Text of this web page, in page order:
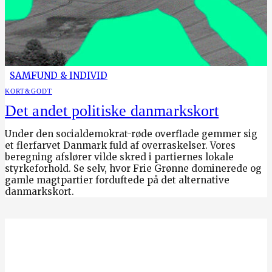
SAMFUND & INDIVID
KORT&GODT
Det andet politiske danmarkskort
Under den socialdemokrat-røde overflade gemmer sig
et flerfarvet Danmark fuld af overraskelser. Vores
beregning afslører vilde skred i partiernes lokale
styrkeforhold. Se selv, hvor Frie Grønne dominerede og
gamle magtpartier forduftede på det alternative
danmarkskort.